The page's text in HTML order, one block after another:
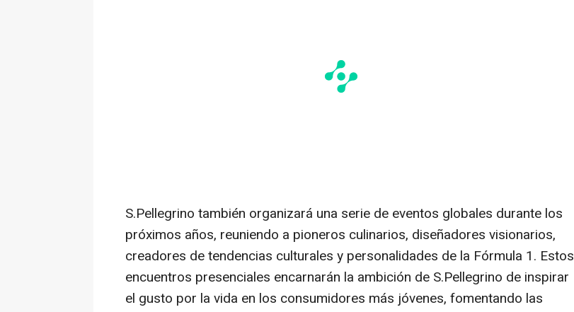
S.Pellegrino también organizará una serie de eventos globales durante los
próximos años, reuniendo a pioneros culinarios, diseñadores visionarios,
creadores de tendencias culturales y personalidades de la Fórmula 1. Estos
encuentros presenciales encarnarán la ambición de S.Pellegrino de inspirar
el gusto por la vida en los consumidores más jóvenes, fomentando las